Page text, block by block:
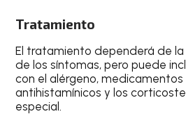
Tratamiento
El tratamiento dependerá de
de los síntomas, pero puede
con el alérgeno,
antihistamínicos y los
especial.